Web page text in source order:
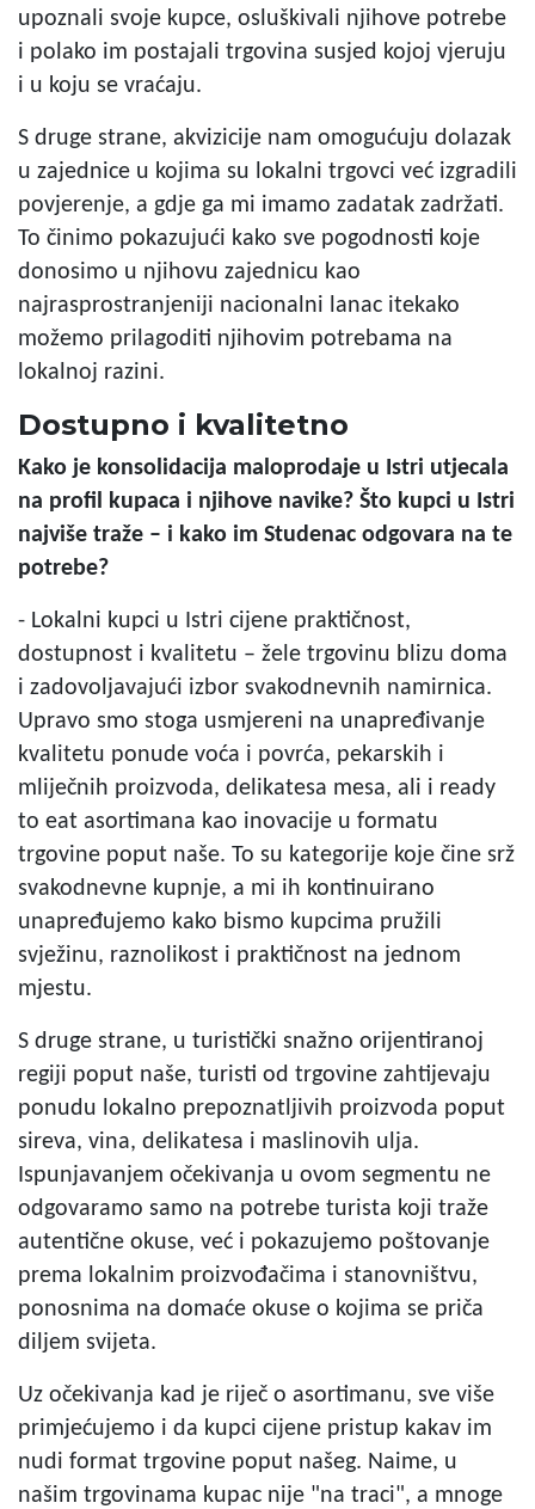
upoznali svoje kupce, osluškivali njihove potrebe
i polako im postajali trgovina susjed kojoj vjeruju
i u koju se vraćaju.
S druge strane, akvizicije nam omogućuju dolazak
u zajednice u kojima su lokalni trgovci već izgradili
povjerenje, a gdje ga mi imamo zadatak zadržati.
To činimo pokazujući kako sve pogodnosti koje
donosimo u njihovu zajednicu kao
najrasprostranjeniji nacionalni lanac itekako
možemo prilagoditi njihovim potrebama na
lokalnoj razini.
Dostupno i kvalitetno
Kako je konsolidacija maloprodaje u Istri utjecala
na profil kupaca i njihove navike? Što kupci u Istri
najviše traže – i kako im Studenac odgovara na te
potrebe?
- Lokalni kupci u Istri cijene praktičnost,
dostupnost i kvalitetu – žele trgovinu blizu doma
i zadovoljavajući izbor svakodnevnih namirnica.
Upravo smo stoga usmjereni na unapređivanje
kvalitetu ponude voća i povrća, pekarskih i
mliječnih proizvoda, delikatesa mesa, ali i ready
to eat asortimana kao inovacije u formatu
trgovine poput naše. To su kategorije koje čine srž
svakodnevne kupnje, a mi ih kontinuirano
unapređujemo kako bismo kupcima pružili
svježinu, raznolikost i praktičnost na jednom
mjestu.
S druge strane, u turistički snažno orijentiranoj
regiji poput naše, turisti od trgovine zahtijevaju
ponudu lokalno prepoznatljivih proizvoda poput
sireva, vina, delikatesa i maslinovih ulja.
Ispunjavanjem očekivanja u ovom segmentu ne
odgovaramo samo na potrebe turista koji traže
autentične okuse, već i pokazujemo poštovanje
prema lokalnim proizvođačima i stanovništvu,
ponosnima na domaće okuse o kojima se priča
diljem svijeta.
Uz očekivanja kad je riječ o asortimanu, sve više
primjećujemo i da kupci cijene pristup kakav im
nudi format trgovine poput našeg. Naime, u
našim trgovinama kupac nije "na traci", a mnoge